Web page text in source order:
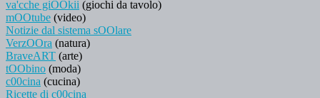
va'cche giOOkii (giochi da tavolo)
mOOtube (video)
Notizie dal sistema sOOlare
VerzOOra (natura)
BraveART (arte)
tOObino (moda)
c00cina (cucina)
Ricette di c00cina